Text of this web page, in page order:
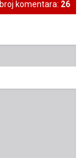
broj komentara: 26